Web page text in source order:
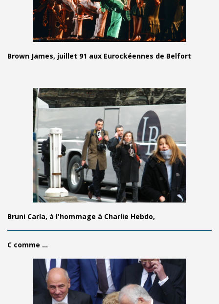
Brown James, juillet 91 aux Eurockéennes de Belfort
Bruni Carla, à l'hommage à Charlie Hebdo,
C comme ...